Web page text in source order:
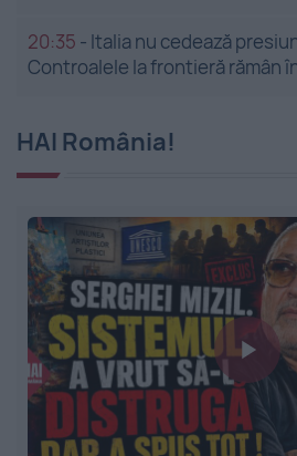
20:35 - Italia nu cedează
Controalele la frontieră rămân
HAI România!